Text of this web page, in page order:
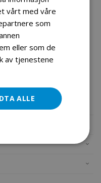
pr par.
vårt med våre
som
eller som de
av tjenestene
ALLE